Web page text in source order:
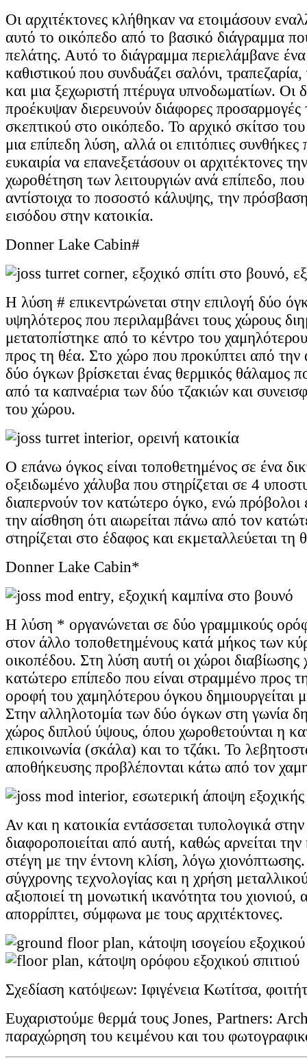
Οι αρχιτέκτονες κλήθηκαν να ετοιμάσουν
αυτό το οικόπεδο από το βασικό διάγραμμα
πελάτης. Αυτό το διάγραμμα περιελάμβανε
καθιστικού που συνδυάζει σαλόνι, τραπεζαρία,
και μια ξεχωριστή πτέρυγα υπνοδωματίων. Οι
προέκυψαν διερευνούν διάφορες προσαρμογές
σκεπτικού στο οικόπεδο. Το αρχικό σκίτσο
μια επίπεδη λύση, αλλά οι επιτόπιες συνθήκες
ευκαιρία να επανεξετάσουν οι αρχιτέκτονες
χωροθέτηση των λειτουργιών ανά επίπεδο,
αντίστοιχα το ποσοστό κάλυψης, την
εισόδου στην κατοικία.
Donner Lake Cabin#
Η λύση # επικεντρώνεται στην επιλογή δύο
υψηλότερος που περιλαμβάνει τους χώρους
μετατοπίστηκε από το κέντρο του
προς τη θέα. Στο χώρο που προκύπτει από την
δύο όγκων βρίσκεται ένας θερμικός θάλαμος
από τα καπναέρια των δύο τζακιών και
του χώρου.
Ο επάνω όγκος είναι τοποθετημένος σε ένα
οξειδωμένο χάλυβα που στηρίζεται σε 4
διαπερνούν τον κατώτερο όγκο, ενώ πρόβολοι
την αίσθηση ότι αιωρείται πάνω από τον
στηρίζεται στο έδαφος και εκμεταλλεύεται τη
Donner Lake Cabin*
Η λύση * οργανώνεται σε δύο γραμμικούς
στον άλλο τοποθετημένους κατά μήκος των
οικοπέδου. Στη λύση αυτή οι χώροι διαβίωσης
κατώτερο επίπεδο που είναι στραμμένο προς
οροφή του χαμηλότερου όγκου δημιουργείται
Στην αλληλοτομία των δύο όγκων στη γωνία
χώρος διπλού ύψους, όπου χωροθετούνται η
επικοινωνία (σκάλα) και το τζάκι. Το
αποθήκευσης προβλέπονται κάτω από τον
Αν και η κατοικία εντάσσεται τυπολογικά
διαφοροποιείται από αυτή, καθώς αρνείται
στέγη με την έντονη κλίση, λόγω
σύγχρονης τεχνολογίας και η χρήση
αξιοποιεί τη μονωτική ικανότητα του χιονιού,
απορρίπτει, σύμφωνα με τους αρχιτέκτονες.
Σχεδίαση κατόψεων: Ιφιγένεια Κωτίτσα,
Ευχαριστούμε θερμά τους Jones, Partners:
παραχώρηση του κειμένου και του